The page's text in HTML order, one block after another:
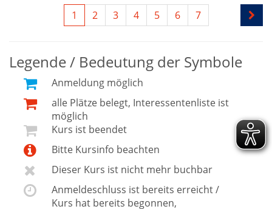
1 2 3 4 5 6 7
Legende / Bedeutung der Symbole
Anmeldung möglich
alle Plätze belegt, Interessentenliste ist
möglich
Kurs ist beendet
Bitte Kursinfo beachten
Dieser Kurs ist nicht mehr buchbar
Anmeldeschluss ist bereits erreicht /
Kurs hat bereits begonnen,